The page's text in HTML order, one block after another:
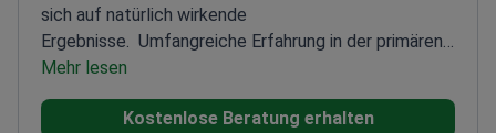
sich auf natürlich wirkende
Ergebnisse.
Umfangreiche Erfahrung in der primären
und Revisions-Rhinoplastik
NasenformungMitglied der International Society of
Mehr lesen
Kostenlose Beratung erhalten